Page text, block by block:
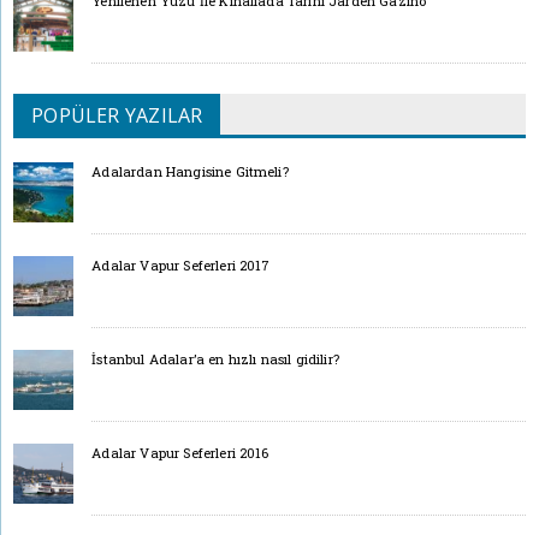
POPÜLER YAZILAR
Adalardan Hangisine Gitmeli?
Adalar Vapur Seferleri 2017
İstanbul Adalar’a en hızlı nasıl gidilir?
Adalar Vapur Seferleri 2016